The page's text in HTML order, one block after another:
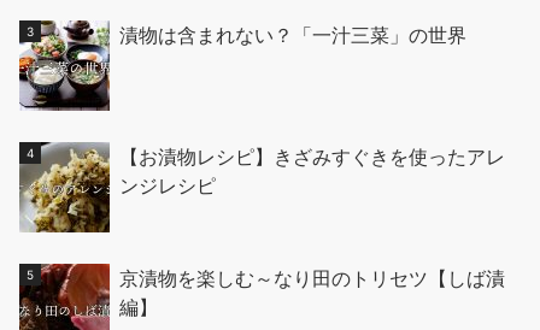
漬物は含まれない？「一汁三菜」の世界
【お漬物レシピ】きざみすぐきを使ったアレ
ンジレシピ
京漬物を楽しむ～なり田のトリセツ【しば漬
編】